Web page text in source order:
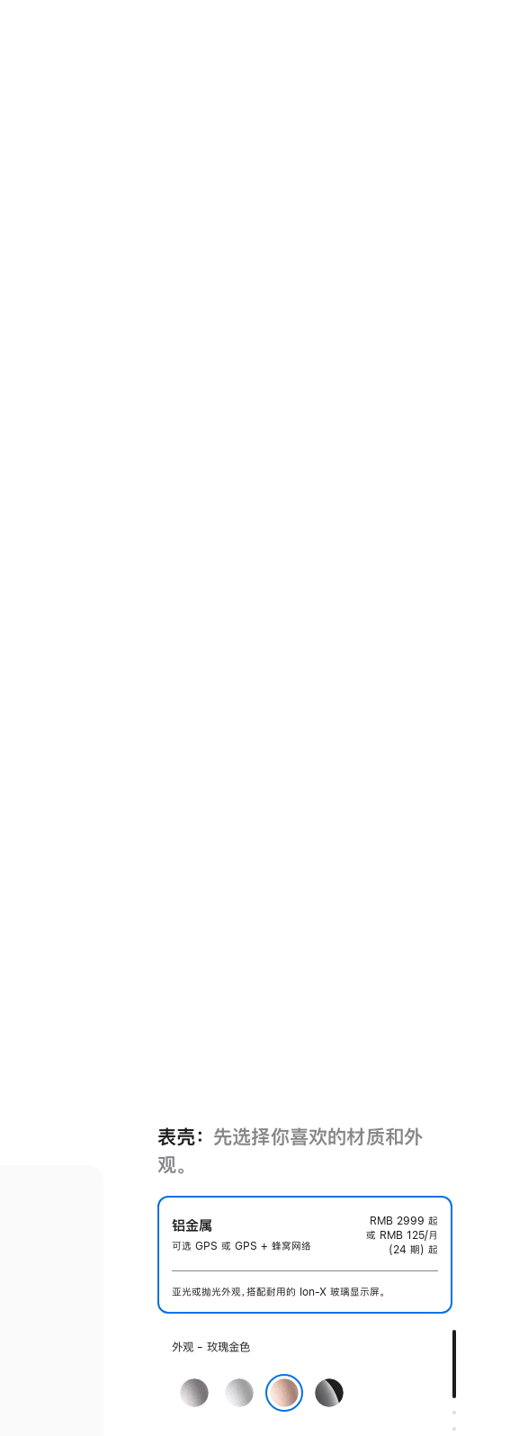
表壳： 先选择你喜欢的材质和外
观。
铝金属
可选 GPS 或 GPS + 蜂窝网络
RMB 2999 起
或 RMB 125/月
(24 期) 起
亚光或抛光外观，搭配耐用的 Ion-X 玻璃显示屏。
外观 - 玫瑰金色
深
空
银
亮
黑